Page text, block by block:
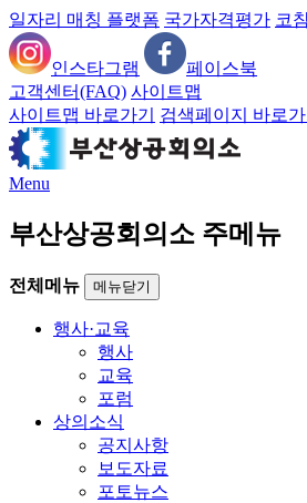
일자리 매칭 플랫폼 국가자격평가 코
인스타그램
페이스북
고객센터(FAQ) 사이트맵
사이트맵 바로가기
검색페이지 바로가
Menu
부산상공회의소 주메뉴
전체메뉴 메뉴닫기
행사·교육
행사
교육
포럼
상의소식
공지사항
보도자료
포토뉴스